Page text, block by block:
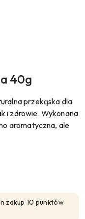
40g
przekąska dla
i zdrowie. Wykonana
aromatyczna, ale
zakup 10 punktów